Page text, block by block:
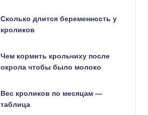
Сколько длится беременность у
кроликов
Чем кормить крольчиху после
окрола чтобы было молоко
Вес кроликов по месяцам —
таблица